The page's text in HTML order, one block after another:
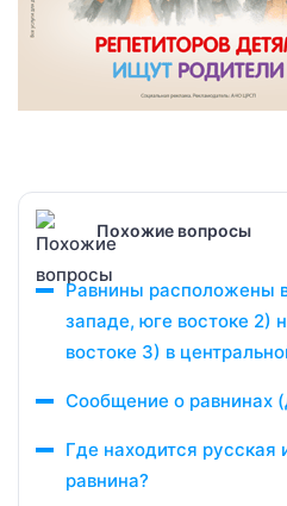
Похожие вопросы
Равнины расположены
западе, юге востоке 2)
востоке 3) в
Сообщение о равнинах
Где находится русская
равнина?